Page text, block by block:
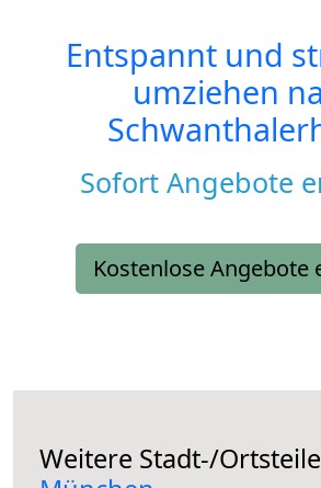
Entspannt und
umziehen
Sofort Angebote
Kostenlose Angebote
Weitere Stadt-/